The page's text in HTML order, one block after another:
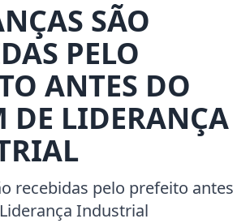
SÃO
PELO
ANTES DO
DE LIDERANÇA
recebidas pelo prefeito antes
Industrial